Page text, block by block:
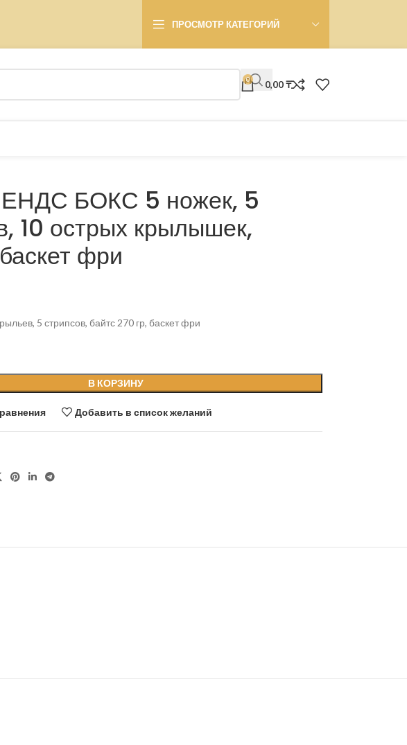
ПРОСМОТР КАТЕГОРИЙ
0 0,00₸
БОКС 5 ножек, 5
10 острых крылышек,
фри
5 стрипсов, байтс 270 гр, баскет фри
В КОРЗИНУ
Добавить в список желаний